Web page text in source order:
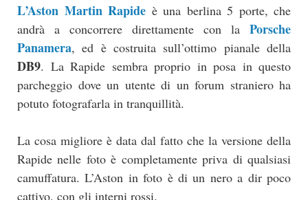
L’Aston Martin Rapide è una berlina 5 porte, che
andrà a concorrere direttamente con la Porsche
Panamera, ed è costruita sull’ottimo pianale della
DB9. La Rapide sembra proprio in posa in questo
parcheggio dove un utente di un forum straniero ha
potuto fotografarla in tranquillità.
La cosa migliore è data dal fatto che la versione della
Rapide nelle foto è completamente priva di qualsiasi
camuffatura. L’Aston in foto è di un nero a dir poco
cattivo, con gli interni rossi.